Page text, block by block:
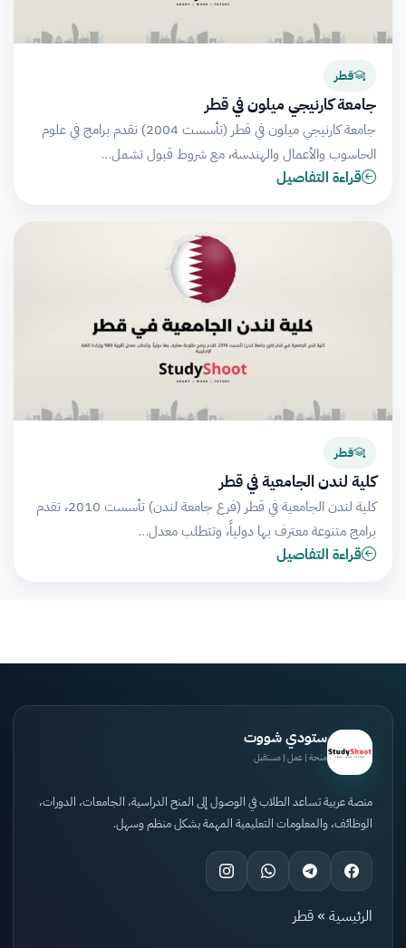
قطر
جامعة كارنيجي ميلون في قطر
جامعة كارنيجي ميلون في قطر (تأسست 2004) تقدم برامج في علوم
الحاسوب والأعمال والهندسة، مع شروط قبول تشمل…
قراءة التفاصيل
قطر
كلية لندن الجامعية في قطر
كلية لندن الجامعية في قطر (فرع جامعة لندن) تأسست 2010، تقدم
برامج متنوعة معترف بها دولياً، وتتطلب معدل…
قراءة التفاصيل
ستودي شووت
منحة | عمل | مستقبل
منصة عربية تساعد الطلاب في الوصول إلى المنح الدراسية، الجامعات، الدورات،
الوظائف، والمعلومات التعليمية المهمة بشكل منظم وسهل.
الرئيسية » قطر